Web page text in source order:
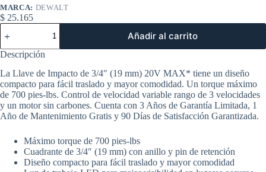
MARCA: DEWALT
$ 25.165
Llave
de
Impacto
Inalámbrica
3/4"
(19mm)
con
Anillo
de
MAX*
(Herramienta
Añadir al carrito
Descripción
La Llave de Impacto de 3/4″ (19 mm) 20V MAX* tiene un diseño
compacto para fácil traslado y mayor comodidad. Un torque máximo
de 700 pies-lbs. Control de velocidad variable rango de 3 velocidades
y un motor sin carbones. Cuenta con 3 Años de Garantía Limitada, 1
Año de Mantenimiento Gratis y 90 Días de Satisfacción Garantizada.
Máximo torque de 700 pies-lbs
Cuadrante de 3/4″ (19 mm) con anillo y pin de retención
Diseño compacto para fácil traslado y mayor comodidad